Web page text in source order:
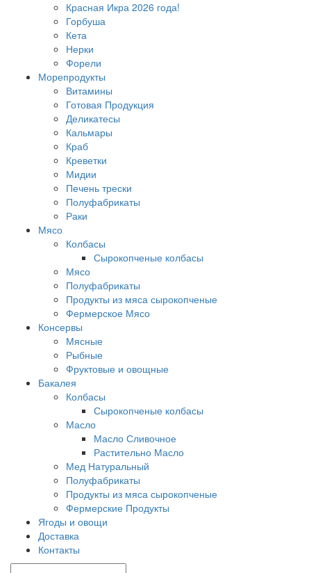
Красная Икра 2026 года!
Горбуша
Кета
Нерки
Форели
Морепродукты
Витамины
Готовая Продукция
Деликатесы
Кальмары
Краб
Креветки
Мидии
Печень трески
Полуфабрикаты
Раки
Мясо
Колбасы
Сырокопченые колбасы
Мясо
Полуфабрикаты
Продукты из мяса сырокопченые
Фермерское Мясо
Консервы
Мясные
Рыбные
Фруктовые и овощные
Бакалея
Колбасы
Сырокопченые колбасы
Масло
Масло Сливочное
Растительно Масло
Мед Натуральный
Полуфабрикаты
Продукты из мяса сырокопченые
Фермерские Продукты
Ягоды и овощи
Доставка
Контакты